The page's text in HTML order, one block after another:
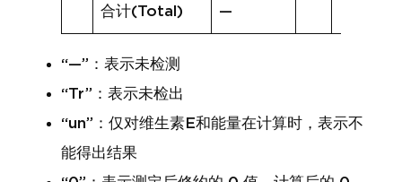
合计(Total) —
“—”：表示未检测
“Tr”：表示未检出
“un”：仅对维生素E和能量在计算时，表示不
能得出结果